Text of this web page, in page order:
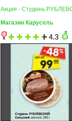
Акция - Студень
Магазин Карусель
4.3